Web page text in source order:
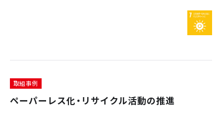
取組事例
ペーパーレス化・リサイクル活動の推進